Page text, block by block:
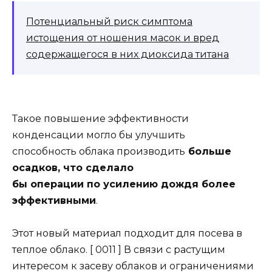
Потенциальный риск симптома
истощения от ношения масок и вред
содержащегося в них диоксида титана
Такое повышение эффективности
конденсации могло бы улучшить
способность облака производить больше
осадков, что сделало
бы операции по усилению дождя более
эффективными.
Этот новый материал подходит для посева в
теплое облако. [ 0011 ] В связи с растущим
интересом к засеву облаков и ограничениями